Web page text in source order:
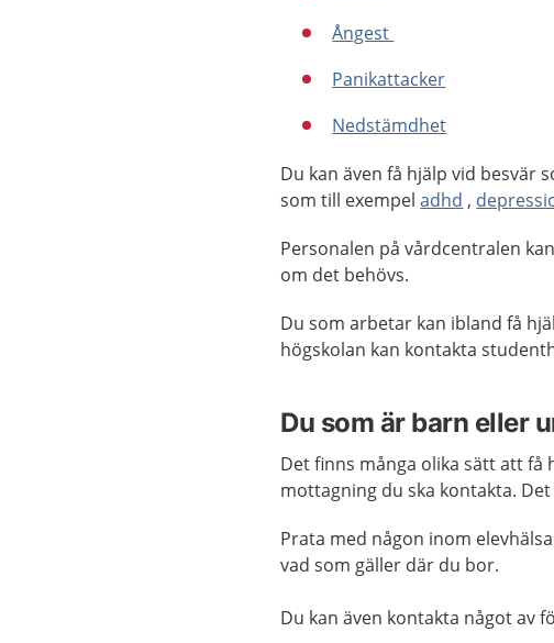
Ångest
Panikattacker
Nedstämdhet
Du kan även få hjälp vid besvär
som till exempeladhd ,
Personalen på vårdcentralen
om det behövs.
Du som arbetar kan ibland få
högskolan kan kontakta
Du som är barn eller
Det finns många olika sätt att få
mottagning du ska kontakta.
Prata med någon inom
vad som gäller där du bor.
Du kan även kontakta något av